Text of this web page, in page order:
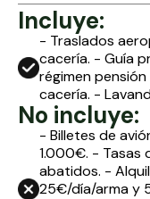
Incluye:
- Traslados
cacería. - Guía
régimen
cacería. -
No incluye:
- Billetes de
1.000€. - Tasas
abatidos. -
25€/día/arma y